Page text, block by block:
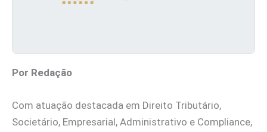
Por Redação
Com atuação destacada em Direito Tributário,
Societário, Empresarial, Administrativo e Compliance,